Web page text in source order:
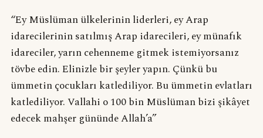
“Ey Müslüman ülkelerinin liderleri, ey Arap
idarecilerinin satılmış Arap idarecileri, ey münafık
idareciler, yarın cehenneme gitmek istemiyorsanız
tövbe edin. Elinizle bir şeyler yapın. Çünkü bu
ümmetin çocukları katlediliyor. Bu ümmetin evlatları
katlediliyor. Vallahi o 100 bin Müslüman bizi şikâyet
edecek mahşer gününde Allah’a”